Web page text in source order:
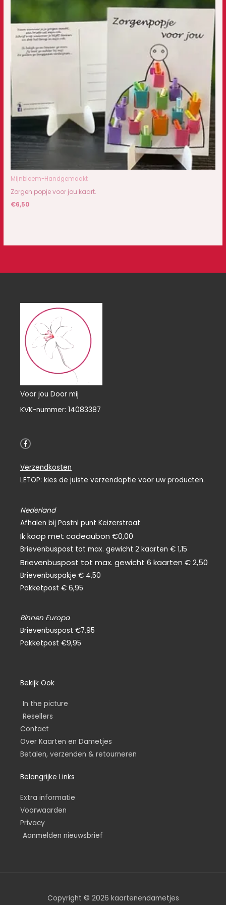
Mijnbloem-Handgemaakt
Zorgen popje voor jou kaart.
€6,50
Voor jou Door mij
KVK-nummer: 14083387
F
a
b
o
o
Verzendkosten
LETOP: kies de juiste verzendoptie voor uw producten.
Nederland
Afhalen bij Postnl punt Keizerstraat
Ik koop met cadeaubon €0,00
Brievenbuspost tot max. gewicht 2 kaarten € 1,15
Brievenbuspost tot max. gewicht 6 kaarten € 2,50
Brievenbuspakje € 4,50
Pakketpost € 6,95
Binnen Europa
Brievenbuspost €7,95
Pakketpost €9,95
Bekijk Ook
In the picture
Resellers
Contact
Over Kaarten en Dametjes
Betalen, verzenden & retourneren
Belangrijke Links
Extra informatie
Voorwaarden
Privacy
Aanmelden nieuwsbrief
Copyright © 2026 kaartenendametjes